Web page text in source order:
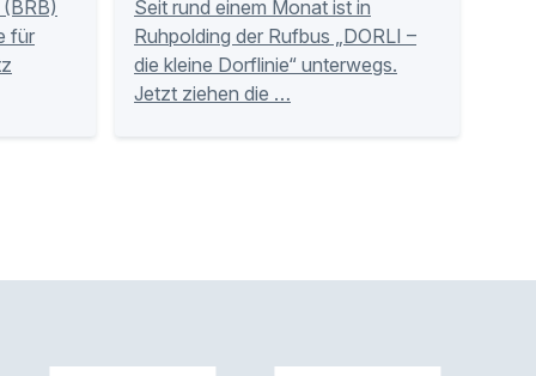
für
Seit rund einem Monat ist in
Ruhpolding der Rufbus „DORLI –
die kleine Dorflinie“ unterwegs.
Jetzt ziehen die …